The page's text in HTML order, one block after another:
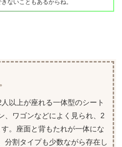
ないこともあるからね。
以上が座れる一体型のシート
、ワゴンなどによく見られ、2
。座面と背もたれが一体にな
分割タイプも少数ながら存在し